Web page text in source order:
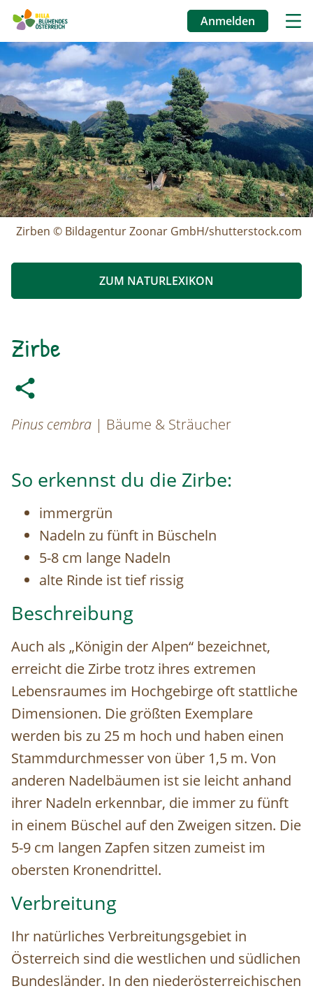
Direkt
zum
Inhalt
Benutzermenü
Anmelden
Image
Zirben © Bildagentur Zoonar GmbH/shutterstock.com
ZUM NATURLEXIKON
Zirbe
Pinus cembra | Bäume & Sträucher
So erkennst du die Zirbe:
immergrün
Nadeln zu fünft in Büscheln
5-8 cm lange Nadeln
alte Rinde ist tief rissig
Beschreibung
Auch als „Königin der Alpen“ bezeichnet,
erreicht die Zirbe trotz ihres extremen
Lebensraumes im Hochgebirge oft stattliche
Dimensionen. Die größten Exemplare
werden bis zu 25 m hoch und haben einen
Stammdurchmesser von über 1,5 m. Von
anderen Nadelbäumen ist sie leicht anhand
ihrer Nadeln erkennbar, die immer zu fünft
in einem Büschel auf den Zweigen sitzen. Die
5-9 cm langen Zapfen sitzen zumeist im
obersten Kronendrittel.
Verbreitung
Ihr natürliches Verbreitungsgebiet in
Österreich sind die westlichen und südlichen
Bundesländer. In den niederösterreichischen